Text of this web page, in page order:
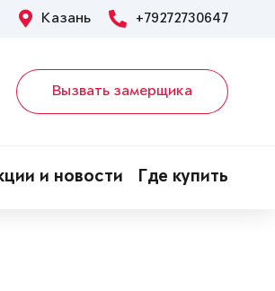
Казань +79272730647
Вызвать замерщика
и новости Где купить